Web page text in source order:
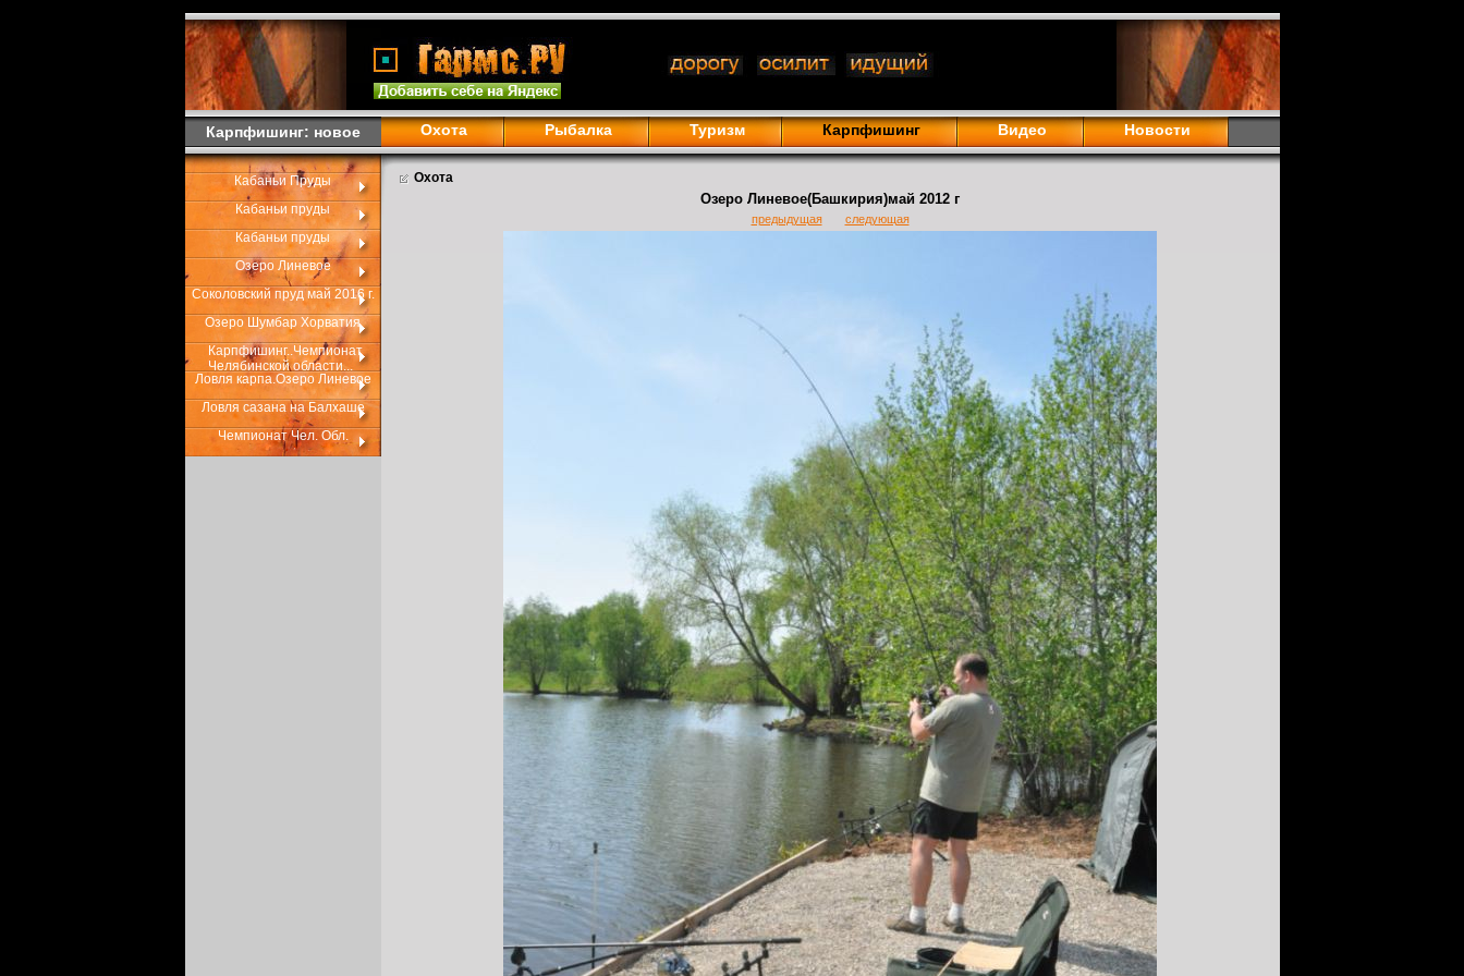
Карпфишинг: новое Охота Рыбалка Туризм Карпфишинг Видео Новости
Кабаньи Пруды
Кабаньи пруды
Кабаньи пруды
Озеро Линевое
Соколовский пруд май 2016 г.
Озеро Шумбар Хорватия
Карпфишинг..Чемпионат
Челябинской области...
Ловля карпа.Озеро Линевое
Ловля сазана на Балхаше
Чемпионат Чел. Обл.
Охота
Озеро Линевое(Башкирия)май 2012 г
предыдущая следующая